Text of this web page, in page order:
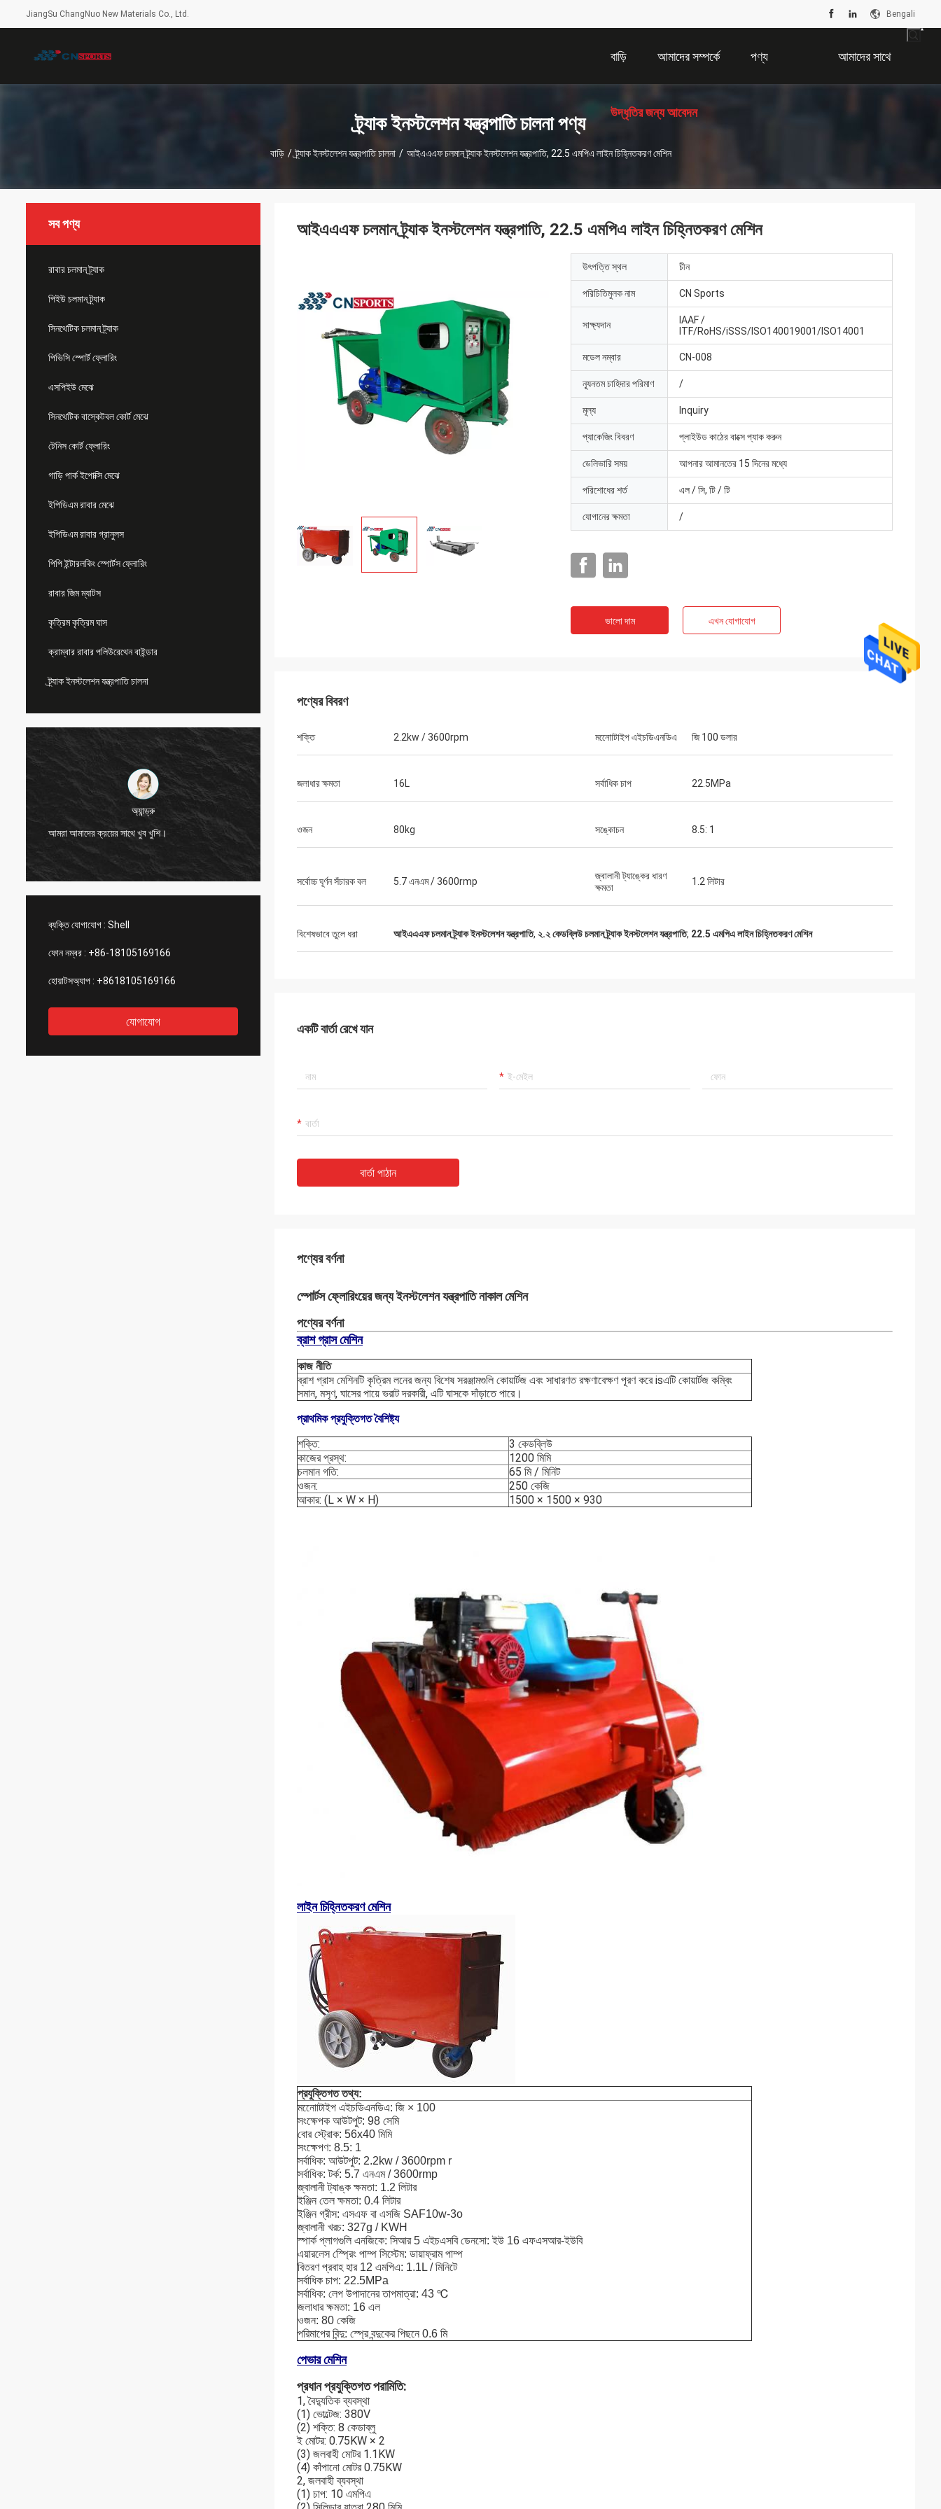
JiangSu ChangNuo New Materials Co., Ltd. Bengali
বাড়ি আমাদের সম্পর্কে পণ্য আমাদের সাথে
যোগাযোগ করুন
উদ্ধৃতির জন্য আবেদন
ট্র্যাক ইনস্টলেশন যন্ত্রপাতি চালনা পণ্য
বাড়ি / ট্র্যাক ইনস্টলেশন যন্ত্রপাতি চালনা / আইএএএফ চলমান ট্র্যাক ইনস্টলেশন যন্ত্রপাতি, 22.5 এমপিএ লাইন চিহ্নিতকরণ মেশিন
সব পণ্য
রাবার চলমান ট্র্যাক
পিইউ চলমান ট্র্যাক
সিনথেটিক চলমান ট্র্যাক
পিভিসি স্পোর্ট ফ্লোরিং
এসপিইউ মেঝে
সিনথেটিক বাস্কেটবল কোর্ট মেঝে
টেনিস কোর্ট ফ্লোরিং
গাড়ি পার্ক ইপোক্সি মেঝে
ইপিডিএম রাবার মেঝে
ইপিডিএম রাবার গ্রানুলস
পিপি ইন্টারলকিং স্পোর্টস ফ্লোরিং
রাবার জিম ম্যাটস
কৃত্রিম কৃত্রিম ঘাস
ক্রাম্বার রাবার পলিউরেথেন বাইন্ডার
ট্র্যাক ইনস্টলেশন যন্ত্রপাতি চালনা
অ্যান্ড্রু
আমরা আমাদের ক্রয়ের সাথে খুব খুশি।
জ্যাকসন
সিএন স্পোর্টস একটি বিশ্বাসযোগ্য সংস্থা, দুর্দান্ত পণ্য এবং
ব্যক্তি যোগাযোগ : Shell
ফোন নম্বর : +86-18105169166
হোয়াটসঅ্যাপ : +8618105169166
যোগাযোগ
আইএএএফ চলমান ট্র্যাক ইনস্টলেশন যন্ত্রপাতি, 22.5 এমপিএ লাইন চিহ্নিতকরণ মেশিন
উৎপত্তি স্থল চীন
পরিচিতিমুলক নাম CN Sports
সাক্ষ্যদান
IAAF /
ITF/RoHS/iSSS/ISO140019001/ISO14001
মডেল নম্বার CN-008
ন্যূনতম চাহিদার পরিমাণ /
মূল্য Inquiry
প্যাকেজিং বিবরণ প্লাইউড কাঠের বাক্সে প্যাক করুন
ডেলিভারি সময় আপনার আমানতের 15 দিনের মধ্যে
পরিশোধের শর্ত এল / সি, টি / টি
যোগানের ক্ষমতা /
ভালো দাম এখন যোগাযোগ
পণ্যের বিবরণ
শক্তি 2.2kw / 3600rpm মনোোটাইপ এইচডিএনডিএ জি 100 ডলার
জলাধার ক্ষমতা 16L সর্বাধিক চাপ 22.5MPa
ওজন 80kg সঙ্কোচন 8.5: 1
সর্বোচ্চ ঘূর্ণন সঁচারক বল 5.7 এনএম / 3600rmp
জ্বালানী ট্যাঙ্কের ধারণ
ক্ষমতা
1.2 লিটার
বিশেষভাবে তুলে ধরা আইএএএফ চলমান ট্র্যাক ইনস্টলেশন যন্ত্রপাতি, ২.২ কেডব্লিউ চলমান ট্র্যাক ইনস্টলেশন যন্ত্রপাতি, 22.5 এমপিএ লাইন চিহ্নিতকরণ মেশিন
একটি বার্তা রেখে যান
বার্তা পাঠান
পণ্যের বর্ণনা
স্পোর্টস ফ্লোরিংয়ের জন্য ইনস্টলেশন যন্ত্রপাতি নাকাল মেশিন
পণ্যের বর্ণনা
ব্রাশ গ্রাস মেশিন
কাজ নীতি
ব্রাশ গ্রাস মেশিনটি কৃত্রিম লনের জন্য বিশেষ সরঞ্জামগুলি কোয়ার্টজ এবং সাধারণত রক্ষণাবেক্ষণ পূরণ করে isএটি কোয়ার্টজ কম্বিং
সমান, মসৃণ, ঘাসের পায়ে ভরাট দরকারী, এটি ঘাসকে দাঁড়াতে পারে।
প্রাথমিক প্রযুক্তিগত বৈশিষ্ট্য
শক্তি:
3 কেডব্লিউ
কাজের প্রস্থ:
1200 মিমি
চলমান গতি:
65 মি / মিনিট
ওজন:
250 কেজি
আকার: (L × W × H)
1500 × 1500 × 930
লাইন চিহ্নিতকরণ মেশিন
প্রযুক্তিগত তথ্য:
মনোোটাইপ এইচডিএনডিএ: জি × 100
সংক্ষেপক আউটপুট: 98 সেমি
বোর স্ট্রোক: 56x40 মিমি
সংক্ষেপণ: 8.5: 1
সর্বাধিক: আউটপুট: 2.2kw / 3600rpm r
সর্বাধিক: টর্ক: 5.7 এনএম / 3600rmp
জ্বালানী ট্যাঙ্ক ক্ষমতা: 1.2 লিটার
ইঞ্জিন তেল ক্ষমতা: 0.4 লিটার
ইঞ্জিন গ্রীস: এসএফ বা এসজি SAF10w-3o
জ্বালানী খরচ: 327g / KWH
স্পার্ক প্লাগগুলি এনজিকে: সিআর 5 এইচএসবি ডেনসো: ইউ 16 এফএসআর-ইউবি
এয়ারলেস স্প্রেিং পাম্প সিস্টেম: ডায়াফ্রাম পাম্প
বিতরণ প্রবাহ হার 12 এমপিএ: 1.1L / মিনিটে
সর্বাধিক চাপ: 22.5MPa
সর্বাধিক: লেপ উপাদানের তাপমাত্রা: 43 ℃
জলাধার ক্ষমতা: 16 এল
ওজন: 80 কেজি
পরিমাপের বিন্দু: স্প্রে বন্দুকের পিছনে 0.6 মি
পেভার মেশিন
প্রধান প্রযুক্তিগত পরামিতি:
1, বৈদ্যুতিক ব্যবস্থা
(1) ভোল্টেজ: 380V
(2) শক্তি: 8 কেডাব্লু
ই মোটর: 0.75KW × 2
(3) জলবাহী মোটর 1.1KW
(4) কাঁপানো মোটর 0.75KW
2, জলবাহী ব্যবস্থা
(1) চাপ: 10 এমপিএ